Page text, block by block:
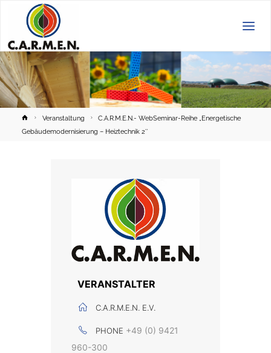
HomeVeranstaltung
C.A.R.M.E.N.- WebSeminar-Reihe „Energetische
Gebäudemodernisierung – Heiztechnik 2″
VERANSTALTER
C.A.R.M.E.N. E.V.
PHONE +49 (0) 9421
960-300